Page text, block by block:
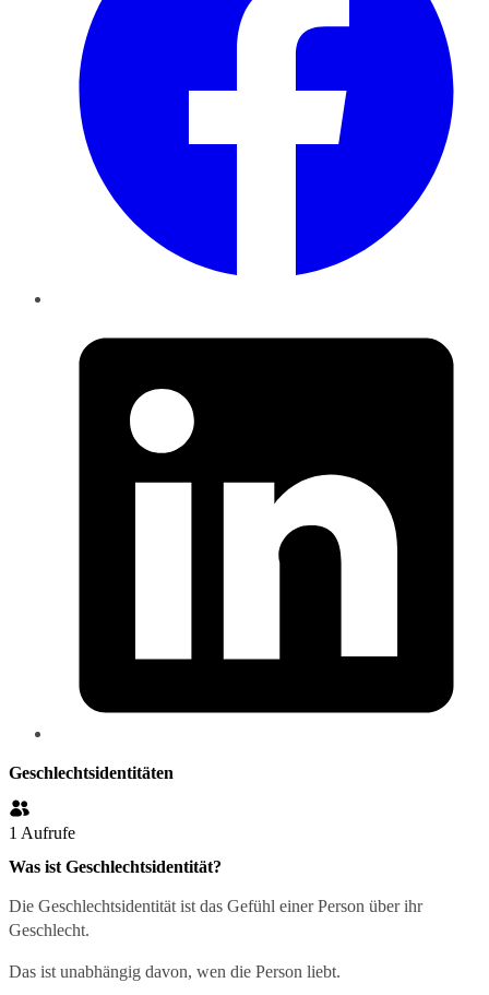
Geschlechtsidentitäten
1 Aufrufe
Was ist Geschlechtsidentität?
Die Geschlechtsidentität ist das Gefühl einer Person über ihr
Geschlecht.
Das ist unabhängig davon, wen die Person liebt.